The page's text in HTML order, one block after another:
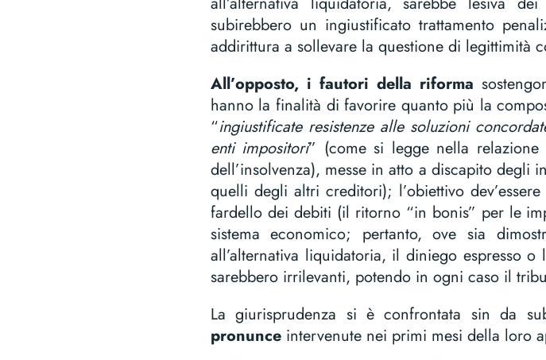
subirebbero un ingiustificato trattamento
addirittura a sollevare la questione di legittimità
All’opposto, i fautori della riforma
hanno la finalità di favorire quanto più la
“ingiustificate resistenze alle soluzioni
enti impositori” (come si legge nella
dell’insolvenza), messe in atto a discapito degli
quelli degli altri creditori); l’obiettivo
fardello dei debiti (il ritorno “in bonis” per le
sistema economico; pertanto, ove sia
all’alternativa liquidatoria, il diniego espresso
sarebbero irrilevanti, potendo in ogni caso il
La giurisprudenza si è confrontata sin da
pronunceintervenute nei primi mesi della loro